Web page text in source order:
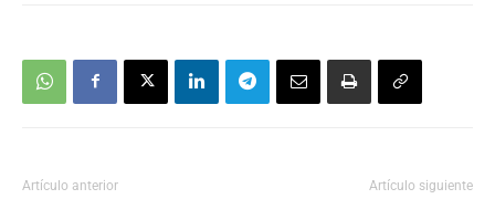
Artículo anterior Artículo siguiente